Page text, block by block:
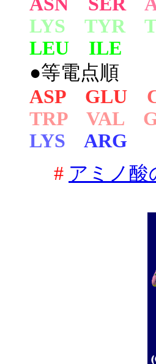
LYS TYR
LEU ILE
●等電点順
ASP GLU
TRP VAL
LYS
ARG
# アミノ酸